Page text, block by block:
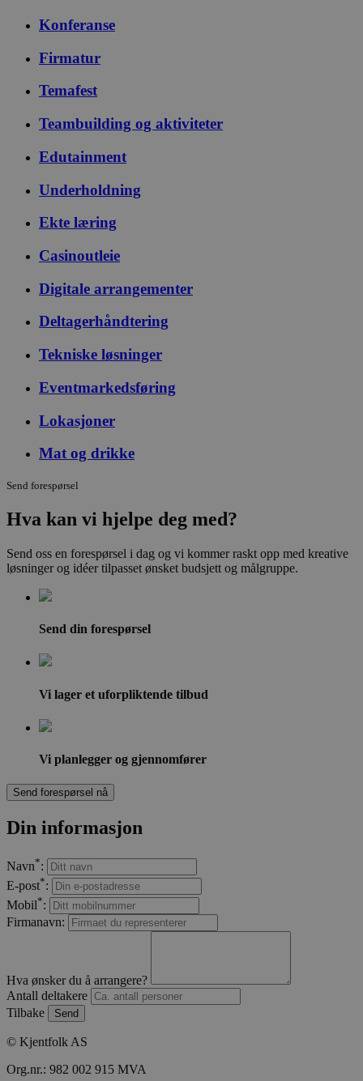
Konferanse
Firmatur
Temafest
Teambuilding og aktiviteter
Edutainment
Underholdning
Ekte læring
Casinoutleie
Digitale arrangementer
Deltagerhåndtering
Tekniske løsninger
Eventmarkedsføring
Lokasjoner
Mat og drikke
Send forespørsel
Hva kan vi hjelpe deg med?
Send oss en forespørsel i dag og vi kommer raskt opp med kreative
løsninger og idéer tilpasset ønsket budsjett og målgruppe.
Send din forespørsel
Vi lager et uforpliktende tilbud
Vi planlegger og gjennomfører
Send forespørsel nå
Din informasjon
Navn*:
E-post*:
Mobil*:
Firmanavn:
Hva ønsker du å arrangere?
Antall deltakere
Tilbake
Send
© Kjentfolk AS
Org.nr.: 982 002 915 MVA